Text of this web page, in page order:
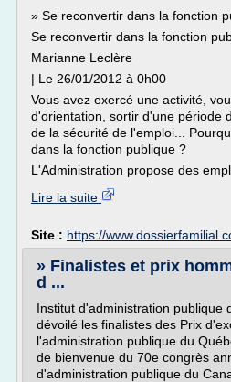
» Se reconvertir dans la fonction
Se reconvertir dans la fonction
Marianne Leclère
| Le 26/01/2012 à 0h00
Vous avez exercé une activité,
d'orientation, sortir d'une période
de la sécurité de l'emploi...
dans la fonction publique ?
L'Administration propose des
Lire la suite
Site : https://
» Finalistes et prix
d ...
Institut d'administration publique
dévoilé les finalistes des Prix
l'administration publique du
de bienvenue du 70e congrès
d'administration publique du